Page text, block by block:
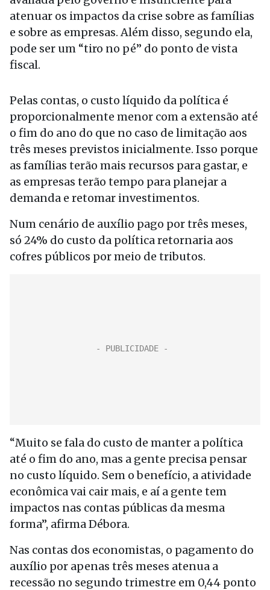
atenuar os impactos da crise sobre as famílias
e sobre as empresas. Além disso, segundo ela,
pode ser um “tiro no pé” do ponto de vista
fiscal.
Pelas contas, o custo líquido da política é
proporcionalmente menor com a extensão até
o fim do ano do que no caso de limitação aos
três meses previstos inicialmente. Isso porque
as famílias terão mais recursos para gastar, e
as empresas terão tempo para planejar a
demanda e retomar investimentos.
Num cenário de auxílio pago por três meses,
só 24% do custo da política retornaria aos
cofres públicos por meio de tributos.
“Muito se fala do custo de manter a política
até o fim do ano, mas a gente precisa pensar
no custo líquido. Sem o benefício, a atividade
econômica vai cair mais, e aí a gente tem
impactos nas contas públicas da mesma
forma”, afirma Débora.
Nas contas dos economistas, o pagamento do
auxílio por apenas três meses atenua a
recessão no segundo trimestre em 0,44 ponto